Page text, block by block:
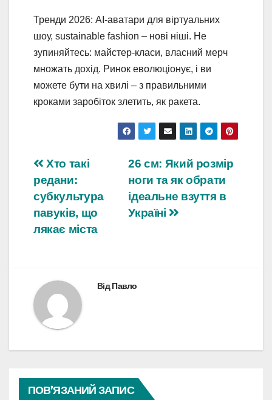
Тренди 2026: AI-аватари для віртуальних
шоу, sustainable fashion – нові ніші. Не
зупиняйтесь: майстер-класи, власний мерч
множать дохід. Ринок еволюціонує, і ви
можете бути на хвилі – з правильними
кроками заробіток злетить, як ракета.
Навігація
записів
26 см: Який розмір
ноги та як обрати
ідеальне взуття в
Україні
Хто такі
редани:
субкультура
павуків, що
лякає міста
ВідПавло
ПОВ’ЯЗАНИЙ ЗАПИС